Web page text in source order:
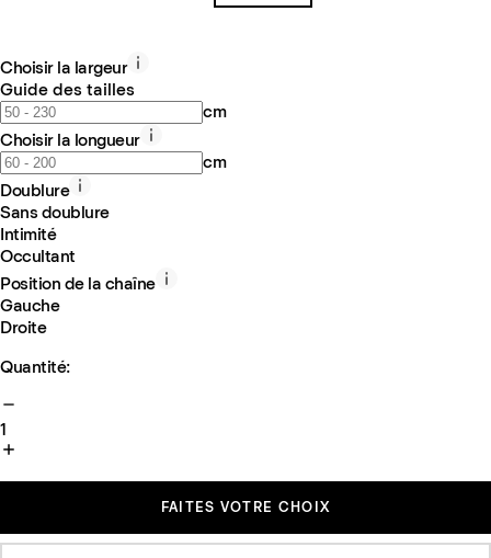
Choisir la largeur
Guide des tailles
cm
Choisir la longueur
cm
Doublure
Sans doublure
Intimité
Occultant
Position de la chaîne
Gauche
Droite
Quantité:
1
FAITES VOTRE CHOIX